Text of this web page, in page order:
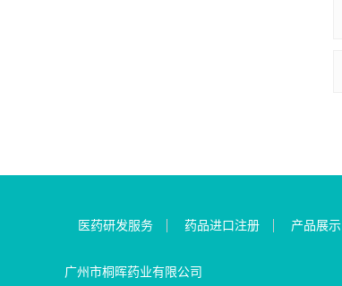
医药研发服务 药品进口注册 产品展示
广州市桐晖药业有限公司